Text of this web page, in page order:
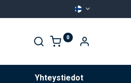
0
Yhteystiedot